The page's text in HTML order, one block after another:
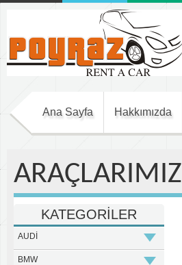
Ana Sayfa Hakkımızda
ARAÇLARIMIZ
KATEGORİLER
AUDİ
BMW